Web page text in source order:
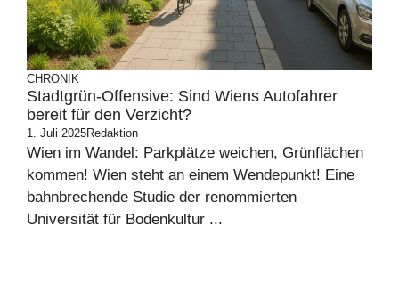
CHRONIK
Stadtgrün-Offensive: Sind Wiens Autofahrer
bereit für den Verzicht?
1. Juli 2025Redaktion
Wien im Wandel: Parkplätze weichen, Grünflächen
kommen! Wien steht an einem Wendepunkt! Eine
bahnbrechende Studie der renommierten
Universität für Bodenkultur ...